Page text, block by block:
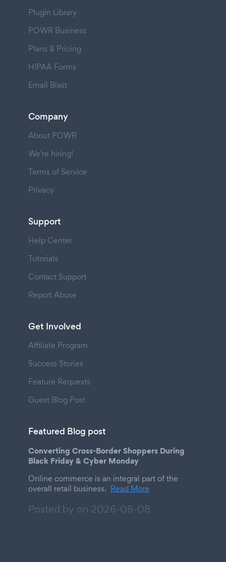
Plugin Library
POWR Business
Plans & Pricing
HIPAA Forms
Email Blast
Company
About POWR
We're hiring!
Terms of Service
Privacy
Support
Help Center
Tutorials
Contact Support
Report Abuse
Get Involved
Affiliate Program
Success Stories
Feature Requests
Guest Blog Post
Featured Blog post
Converting Cross-Border Shoppers During
Black Friday & Cyber Monday
Online commerce is an integral part of the
overall retail business. Read More
Posted by on 2026-08-08